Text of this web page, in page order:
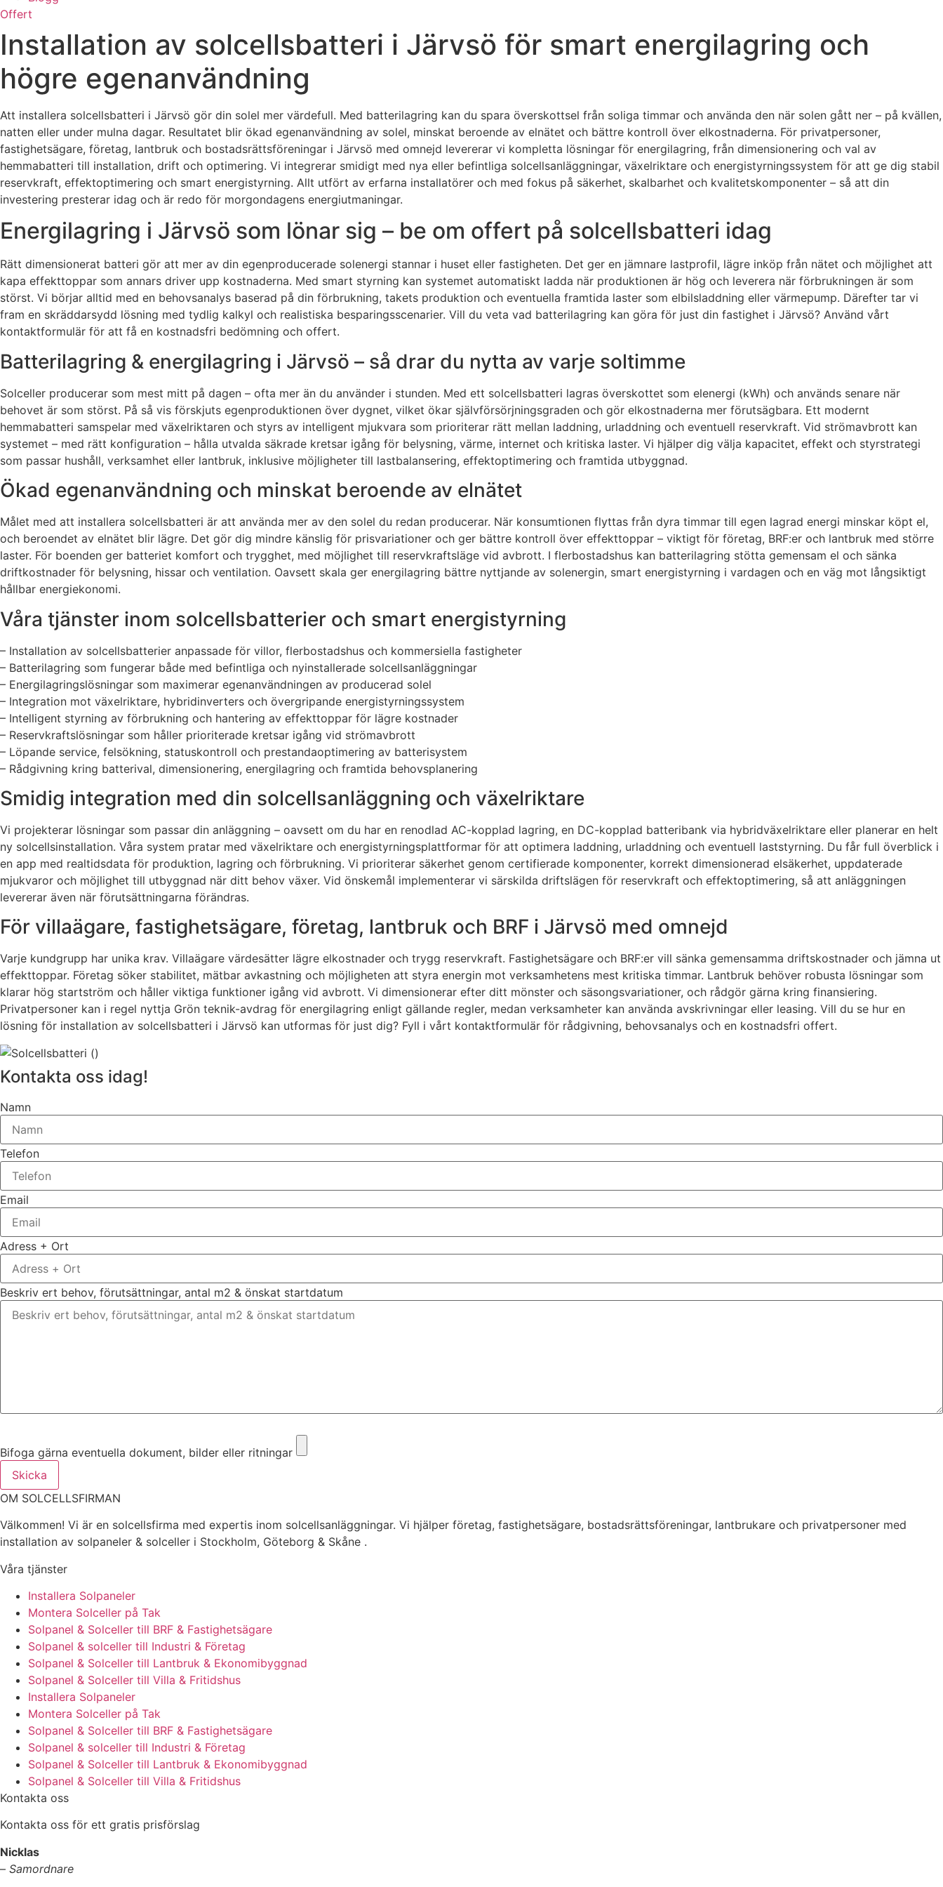
Offert
Installation av solcellsbatteri i Järvsö för smart energilagring och
högre egenanvändning
Att installera solcellsbatteri i Järvsö gör din solel mer värdefull. Med batterilagring kan du spara överskottsel från soliga timmar och använda den när solen gått ner – på kvällen,
natten eller under mulna dagar. Resultatet blir ökad egenanvändning av solel, minskat beroende av elnätet och bättre kontroll över elkostnaderna. För privatpersoner,
fastighetsägare, företag, lantbruk och bostadsrättsföreningar i Järvsö med omnejd levererar vi kompletta lösningar för energilagring, från dimensionering och val av
hemmabatteri till installation, drift och optimering. Vi integrerar smidigt med nya eller befintliga solcellsanläggningar, växelriktare och energistyrningssystem för att ge dig stabil
reservkraft, effektoptimering och smart energistyrning. Allt utfört av erfarna installatörer och med fokus på säkerhet, skalbarhet och kvalitetskomponenter – så att din
investering presterar idag och är redo för morgondagens energiutmaningar.
Energilagring i Järvsö som lönar sig – be om offert på solcellsbatteri idag
Rätt dimensionerat batteri gör att mer av din egenproducerade solenergi stannar i huset eller fastigheten. Det ger en jämnare lastprofil, lägre inköp från nätet och möjlighet att
kapa effekttoppar som annars driver upp kostnaderna. Med smart styrning kan systemet automatiskt ladda när produktionen är hög och leverera när förbrukningen är som
störst. Vi börjar alltid med en behovsanalys baserad på din förbrukning, takets produktion och eventuella framtida laster som elbilsladdning eller värmepump. Därefter tar vi
fram en skräddarsydd lösning med tydlig kalkyl och realistiska besparingsscenarier. Vill du veta vad batterilagring kan göra för just din fastighet i Järvsö? Använd vårt
kontaktformulär för att få en kostnadsfri bedömning och offert.
Batterilagring & energilagring i Järvsö – så drar du nytta av varje soltimme
Solceller producerar som mest mitt på dagen – ofta mer än du använder i stunden. Med ett solcellsbatteri lagras överskottet som elenergi (kWh) och används senare när
behovet är som störst. På så vis förskjuts egenproduktionen över dygnet, vilket ökar självförsörjningsgraden och gör elkostnaderna mer förutsägbara. Ett modernt
hemmabatteri samspelar med växelriktaren och styrs av intelligent mjukvara som prioriterar rätt mellan laddning, urladdning och eventuell reservkraft. Vid strömavbrott kan
systemet – med rätt konfiguration – hålla utvalda säkrade kretsar igång för belysning, värme, internet och kritiska laster. Vi hjälper dig välja kapacitet, effekt och styrstrategi
som passar hushåll, verksamhet eller lantbruk, inklusive möjligheter till lastbalansering, effektoptimering och framtida utbyggnad.
Ökad egenanvändning och minskat beroende av elnätet
Målet med att installera solcellsbatteri är att använda mer av den solel du redan producerar. När konsumtionen flyttas från dyra timmar till egen lagrad energi minskar köpt el,
och beroendet av elnätet blir lägre. Det gör dig mindre känslig för prisvariationer och ger bättre kontroll över effekttoppar – viktigt för företag, BRF:er och lantbruk med större
laster. För boenden ger batteriet komfort och trygghet, med möjlighet till reservkraftsläge vid avbrott. I flerbostadshus kan batterilagring stötta gemensam el och sänka
driftkostnader för belysning, hissar och ventilation. Oavsett skala ger energilagring bättre nyttjande av solenergin, smart energistyrning i vardagen och en väg mot långsiktigt
hållbar energiekonomi.
Våra tjänster inom solcellsbatterier och smart energistyrning
– Installation av solcellsbatterier anpassade för villor, flerbostadshus och kommersiella fastigheter
– Batterilagring som fungerar både med befintliga och nyinstallerade solcellsanläggningar
– Energilagringslösningar som maximerar egenanvändningen av producerad solel
– Integration mot växelriktare, hybridinverters och övergripande energistyrningssystem
– Intelligent styrning av förbrukning och hantering av effekttoppar för lägre kostnader
– Reservkraftslösningar som håller prioriterade kretsar igång vid strömavbrott
– Löpande service, felsökning, statuskontroll och prestandaoptimering av batterisystem
– Rådgivning kring batterival, dimensionering, energilagring och framtida behovsplanering
Smidig integration med din solcellsanläggning och växelriktare
Vi projekterar lösningar som passar din anläggning – oavsett om du har en renodlad AC-kopplad lagring, en DC-kopplad batteribank via hybridväxelriktare eller planerar en helt
ny solcellsinstallation. Våra system pratar med växelriktare och energistyrningsplattformar för att optimera laddning, urladdning och eventuell laststyrning. Du får full överblick i
en app med realtidsdata för produktion, lagring och förbrukning. Vi prioriterar säkerhet genom certifierade komponenter, korrekt dimensionerad elsäkerhet, uppdaterade
mjukvaror och möjlighet till utbyggnad när ditt behov växer. Vid önskemål implementerar vi särskilda driftslägen för reservkraft och effektoptimering, så att anläggningen
levererar även när förutsättningarna förändras.
För villaägare, fastighetsägare, företag, lantbruk och BRF i Järvsö med omnejd
Varje kundgrupp har unika krav. Villaägare värdesätter lägre elkostnader och trygg reservkraft. Fastighetsägare och BRF:er vill sänka gemensamma driftskostnader och jämna ut
effekttoppar. Företag söker stabilitet, mätbar avkastning och möjligheten att styra energin mot verksamhetens mest kritiska timmar. Lantbruk behöver robusta lösningar som
klarar hög startström och håller viktiga funktioner igång vid avbrott. Vi dimensionerar efter ditt mönster och säsongsvariationer, och rådgör gärna kring finansiering.
Privatpersoner kan i regel nyttja Grön teknik-avdrag för energilagring enligt gällande regler, medan verksamheter kan använda avskrivningar eller leasing. Vill du se hur en
lösning för installation av solcellsbatteri i Järvsö kan utformas för just dig? Fyll i vårt kontaktformulär för rådgivning, behovsanalys och en kostnadsfri offert.
Kontakta oss idag!
Namn
Telefon
Email
Adress + Ort
Beskriv ert behov, förutsättningar, antal m2 & önskat startdatum
Bifoga gärna eventuella dokument, bilder eller ritningar
Skicka
OM SOLCELLSFIRMAN
Välkommen! Vi är en solcellsfirma med expertis inom solcellsanläggningar. Vi hjälper företag, fastighetsägare, bostadsrättsföreningar, lantbrukare och privatpersoner med
installation av solpaneler & solceller i Stockholm, Göteborg & Skåne .
Våra tjänster
Installera Solpaneler
Montera Solceller på Tak
Solpanel & Solceller till BRF & Fastighetsägare
Solpanel & solceller till Industri & Företag
Solpanel & Solceller till Lantbruk & Ekonomibyggnad
Solpanel & Solceller till Villa & Fritidshus
Installera Solpaneler
Montera Solceller på Tak
Solpanel & Solceller till BRF & Fastighetsägare
Solpanel & solceller till Industri & Företag
Solpanel & Solceller till Lantbruk & Ekonomibyggnad
Solpanel & Solceller till Villa & Fritidshus
Kontakta oss
Kontakta oss för ett gratis prisförslag
Nicklas
– Samordnare